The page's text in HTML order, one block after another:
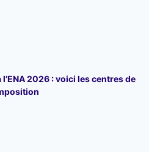
2026 : voici les centres de